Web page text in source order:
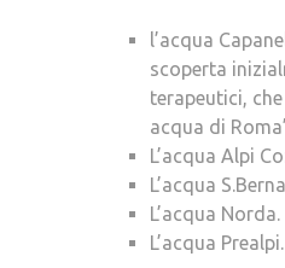
l’acqua
scoperta
terapeutici,
acqua di
L’acqua Alpi
L’acqua
L’acqua Norda.
L’acqua Prealpi.